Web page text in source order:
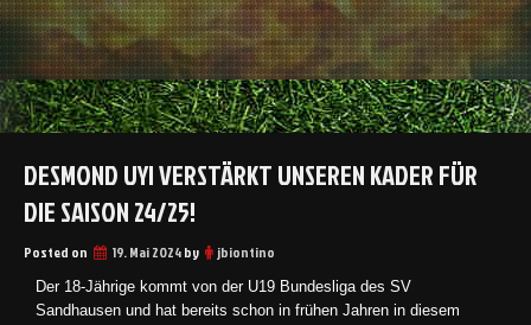
DESMOND UYI VERSTÄRKT UNSEREN KADER FÜR
DIE SAISON 24/25!
Posted on 19. Mai 2024by jbiontino
Der 18-Jährige kommt von der U19 Bundesliga des SV
Sandhausen und hat bereits schon in frühen Jahren in diesem